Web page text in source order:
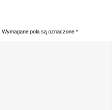
Wymagane pola są oznaczone *